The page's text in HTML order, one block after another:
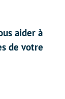
aider à
de votre